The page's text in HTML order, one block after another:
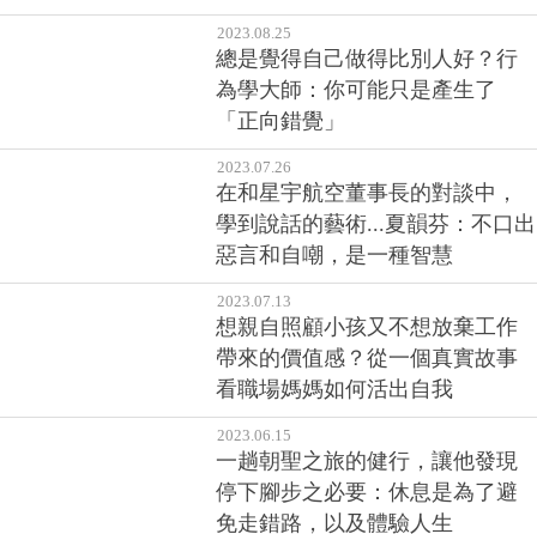
2023.08.25
總是覺得自己做得比別人好？行
為學大師：你可能只是產生了
「正向錯覺」
2023.07.26
在和星宇航空董事長的對談中，
學到說話的藝術...夏韻芬：不口出
惡言和自嘲，是一種智慧
2023.07.13
想親自照顧小孩又不想放棄工作
帶來的價值感？從一個真實故事
看職場媽媽如何活出自我
2023.06.15
一趟朝聖之旅的健行，讓他發現
停下腳步之必要：休息是為了避
免走錯路，以及體驗人生